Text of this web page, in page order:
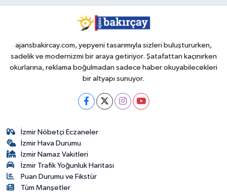
ajansbakircay.com, yepyeni tasarımıyla sizleri buluştururken,
sadelik ve modernizmi bir araya getiriyor. Şatafattan kaçınırken
okurlarına, reklama boğulmadan sadece haber okuyabilecekleri
bir altyapı sunuyor.
İzmir Nöbetçi Eczaneler
İzmir Hava Durumu
İzmir Namaz Vakitleri
İzmir Trafik Yoğunluk Haritası
Puan Durumu ve Fikstür
Tüm Manşetler